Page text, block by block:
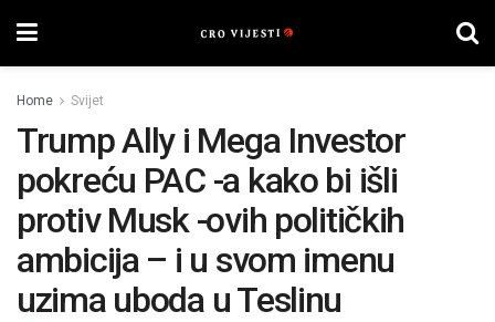
Home Svijet
Trump Ally i Mega Investor
pokreću PAC -a kako bi išli
protiv Musk -ovih političkih
ambicija – i u svom imenu
uzima uboda u Teslinu